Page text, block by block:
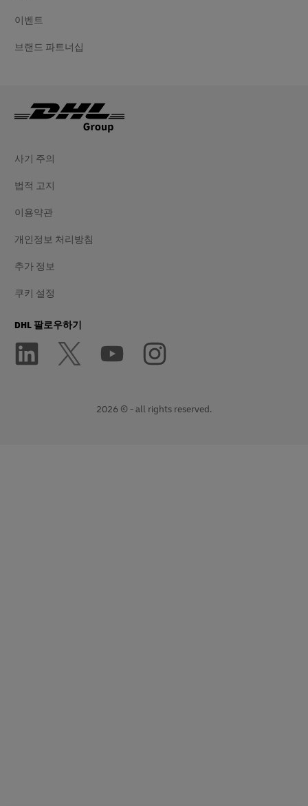
이벤트
브랜드 파트너십
사기 주의
법적 고지
이용약관
개인정보 처리방침
추가 정보
쿠키 설정
DHL 팔로우하기
2026 © - all rights reserved.